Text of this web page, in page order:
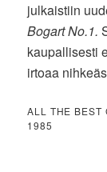
julkaistiin
Bogart No.1.
kaupallisesti
irtoaa
ALL THE BEST
1985